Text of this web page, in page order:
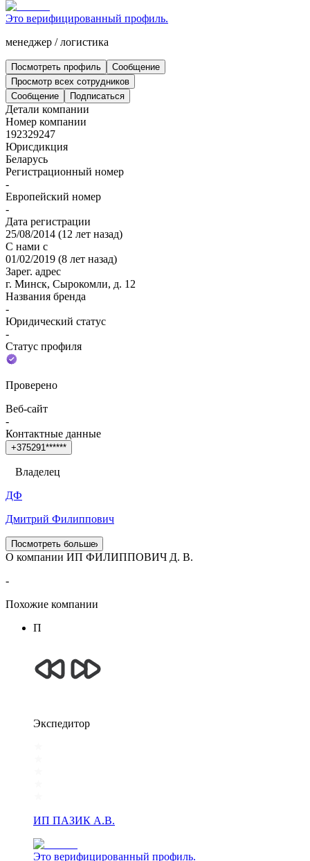
Это верифицированный профиль.
менеджер /логистика
Посмотреть профиль
Сообщение
Просмотр всех сотрудников
Сообщение
Подписаться
Детали компании
Номер компании
192329247
Юрисдикция
Беларусь
Регистрационный номер
-
Европейский номер
-
Дата регистрации
25/08/2014 (12 лет назад)
С нами с
01/02/2019 (8 лет назад)
Зарег. адрес
г. Минск, Сырокомли, д. 12
Названия бренда
-
Юридический статус
-
Статус профиля
Проверено
Веб-сайт
-
Контактные данные
+375291 ******
Владелец
ДФ
Дмитрий Филиппович
Посмотреть больше
О компании ИП ФИЛИППОВИЧ Д. В.
-
Похожие компании
П
Экспедитор
ИП ПАЗИК А.В.
Это верифицированный профиль.